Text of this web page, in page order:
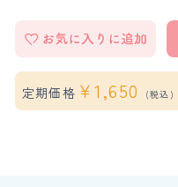
定期価格 ￥1,650 (税込)